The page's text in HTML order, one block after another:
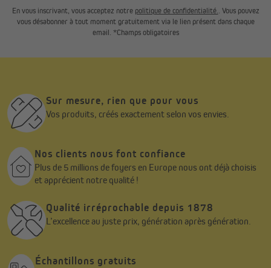
En vous inscrivant, vous acceptez notre politique de confidentialité.. Vous pouvez
vous désabonner à tout moment gratuitement via le lien présent dans chaque
email. *Champs obligatoires
Sur mesure, rien que pour vous
Vos produits, créés exactement selon vos envies.
Nos clients nous font confiance
Plus de 5 millions de foyers en Europe nous ont déjà choisis
et apprécient notre qualité !
Qualité irréprochable depuis 1878
L’excellence au juste prix, génération après génération.
Échantillons gratuits